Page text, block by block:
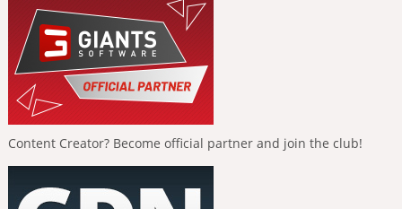
Content Creator? Become official partner and join the club!